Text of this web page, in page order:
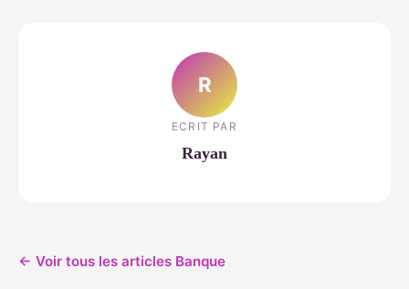
R
ECRIT PAR
Rayan
← Voir tous les articles Banque